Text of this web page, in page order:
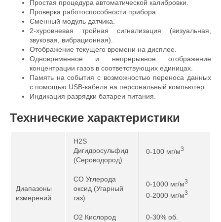
Простая процедура автоматической калибровки.
Проверка работоспособности прибора.
Сменный модуль датчика.
2-хуровневая тройная сигнализация (визуальная,
звуковая, вибрационная).
Отображение текущего времени на дисплее.
Одновременное и непрерывное отображение
концентрации газов в соответствующих единицах.
Память на события с возможностью переноса данных
с помощью USB-кабеля на персональный компьютер.
Индикация разрядки батареи питания.
Технические характеристики
Диапазоны
измерений
H2S
Дигидросульфид
(Сероводород)
0-100 мг/м3
CO Углерода
оксид (Угарный
газ)
0-1000 мг/м3
0-2000 мг/м3
O2 Кислород 0-30% об.